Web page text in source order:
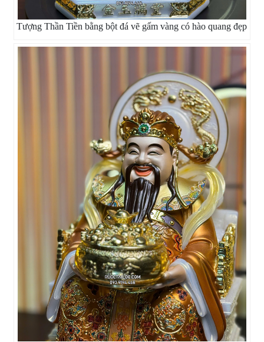
Tượng Thần Tiền bằng bột đá vẽ gấm vàng có hào quang đẹp